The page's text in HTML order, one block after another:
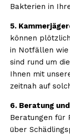
Bakterien in
5.
können
in Notfällen wie
sind rund um
Ihnen mit
zeitnah auf
6. Beratung
Beratungen für
über